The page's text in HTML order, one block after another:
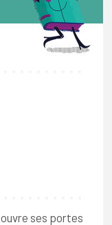
ses portes